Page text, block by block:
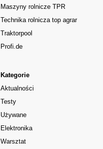
Kategorie
Aktualności
Testy
Używane
Elektronika
Warsztat
Maszyny rolnicze TPR
Technika rolnicza top agrar
Traktorpool
Profi.de